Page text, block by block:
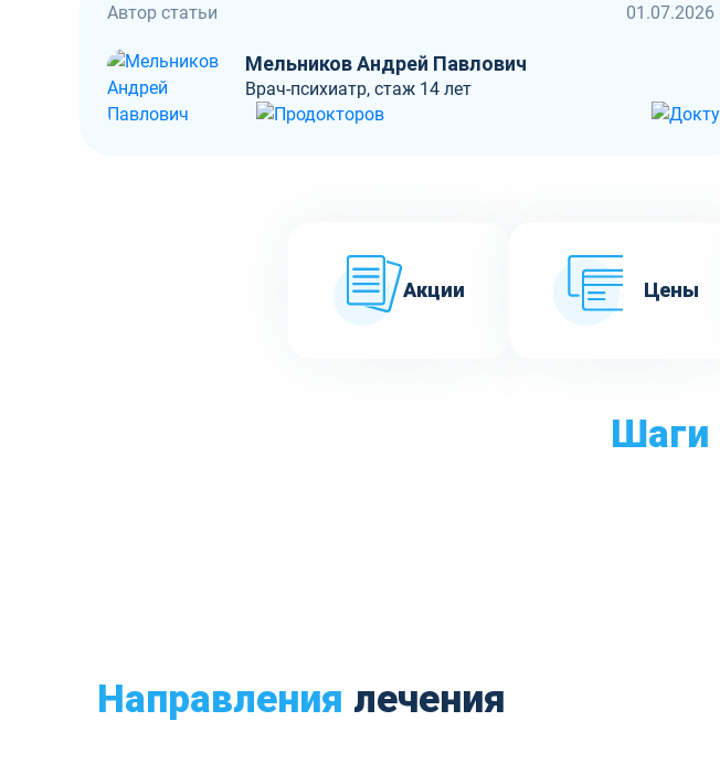
Автор статьи 01.07.2026
Мельников Андрей Павлович
Врач-психиатр, стаж 14 лет
Акции Цены
Шаги
Направления лечения